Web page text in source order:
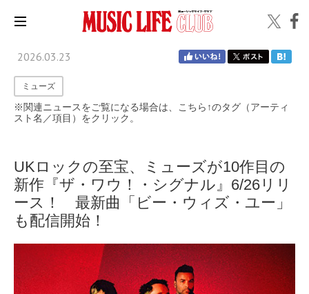
2026.03.23
ミューズ
※関連ニュースをご覧になる場合は、こちら↑のタグ（アーティ
スト名／項目）をクリック。
UKロックの至宝、ミューズが10作目の
新作『ザ・ワウ！・シグナル』6/26リリ
ース！ 最新曲「ビー・ウィズ・ユー」
も配信開始！